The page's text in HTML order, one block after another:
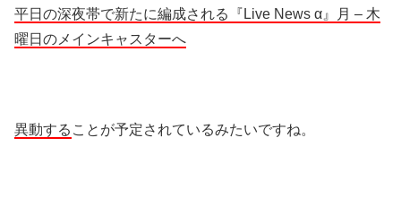
平日の深夜帯で新たに編成される『Live News α』月 – 木
曜日のメインキャスターへ
異動する ことが予定されているみたいですね。